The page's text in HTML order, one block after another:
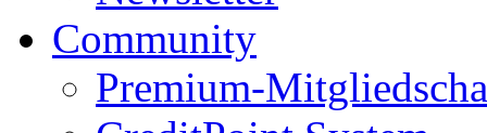
Community
Premium-